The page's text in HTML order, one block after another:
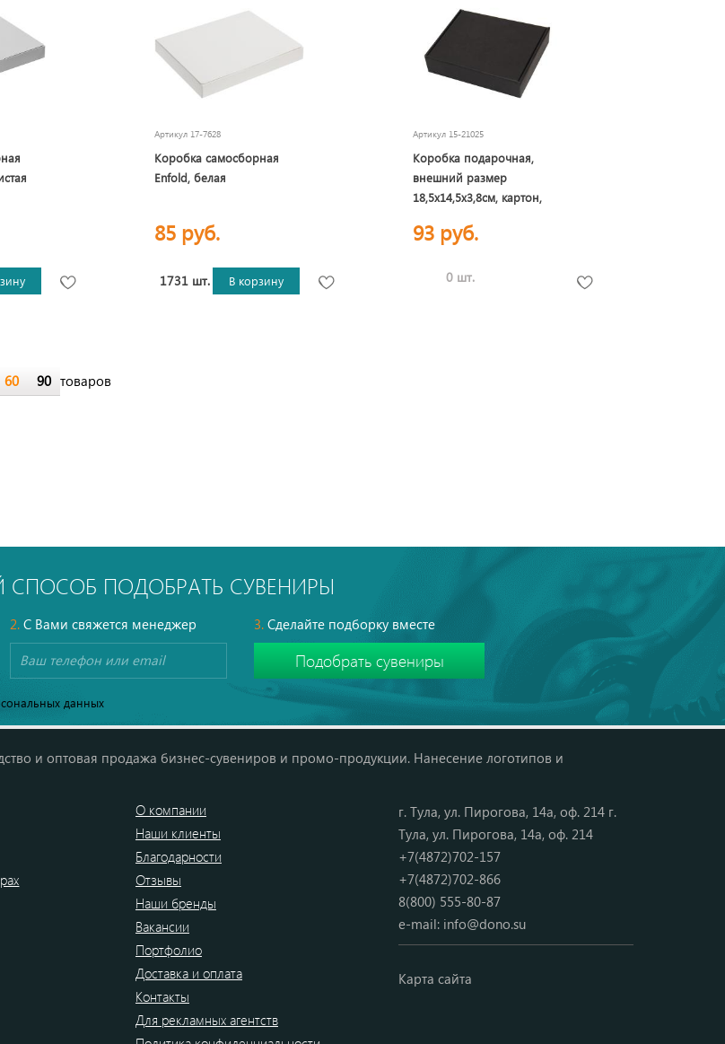
Артикул 17-7628
Коробка самосборная
Enfold, белая
85 руб.
1731 шт. В корзину
Артикул 15-21025
Коробка подарочная,
внешний размер
18,5х14,5х3,8см, картон,
93 руб.
0 шт.
60 90 товаров
СПОСОБ ПОДОБРАТЬ СУВЕНИРЫ
2.С Вами свяжется менеджер 3. Сделайте подборку вместе
данных
и оптовая продажа бизнес-сувениров и промо-продукции. Нанесение логотипов и
О компании
Наши клиенты
Благодарности
Отзывы
Наши бренды
Вакансии
Портфолио
Доставка и оплата
Контакты
Для рекламных агентств
г. Тула, ул. Пирогова, 14а, оф. 214 г.
Тула, ул. Пирогова, 14а, оф. 214
+7(4872)702-157
+7(4872)702-866
8(800) 555-80-87
e-mail: info@dono.su
Карта сайта